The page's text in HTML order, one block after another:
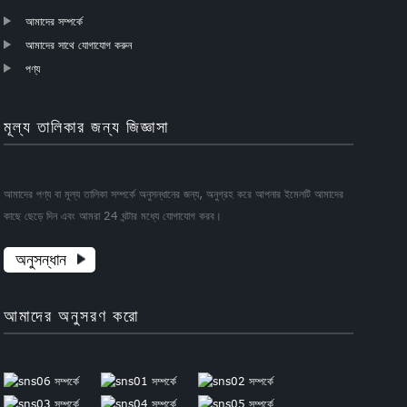
আমাদের সম্পর্কে
আমাদের সাথে যোগাযোগ করুন
পণ্য
মূল্য তালিকার জন্য জিজ্ঞাসা
আমাদের পণ্য বা মূল্য তালিকা সম্পর্কে অনুসন্ধানের জন্য, অনুগ্রহ করে আপনার ইমেলটি আমাদের
কাছে ছেড়ে দিন এবং আমরা 24 ঘন্টার মধ্যে যোগাযোগ করব।
অনুসন্ধান
আমাদের অনুসরণ করো